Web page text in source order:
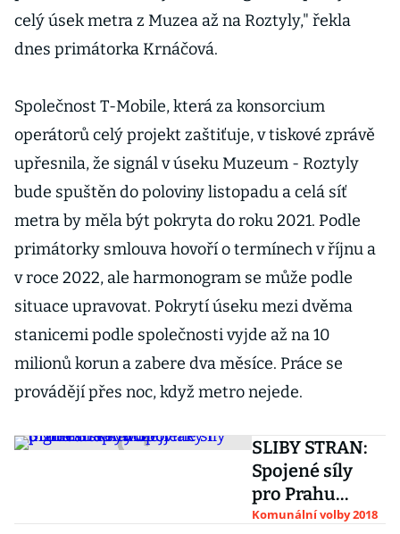
celý úsek metra z Muzea až na Roztyly," řekla
dnes primátorka Krnáčová.
Společnost T-Mobile, která za konsorcium
operátorů celý projekt zaštiťuje, v tiskové zprávě
upřesnila, že signál v úseku Muzeum - Roztyly
bude spuštěn do poloviny listopadu a celá síť
metra by měla být pokryta do roku 2021. Podle
primátorky smlouva hovoří o termínech v říjnu a
v roce 2022, ale harmonogram se může podle
situace upravovat. Pokrytí úseku mezi dvěma
stanicemi podle společnosti vyjde až na 10
milionů korun a zabere dva měsíce. Práce se
provádějí přes noc, když metro nejede.
SLIBY STRAN:
Spojené síly
pro Prahu
vyhlížejí
Komunální volby 2018